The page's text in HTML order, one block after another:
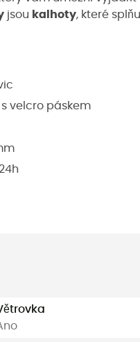
jsou kalhoty, které
velcro páskem